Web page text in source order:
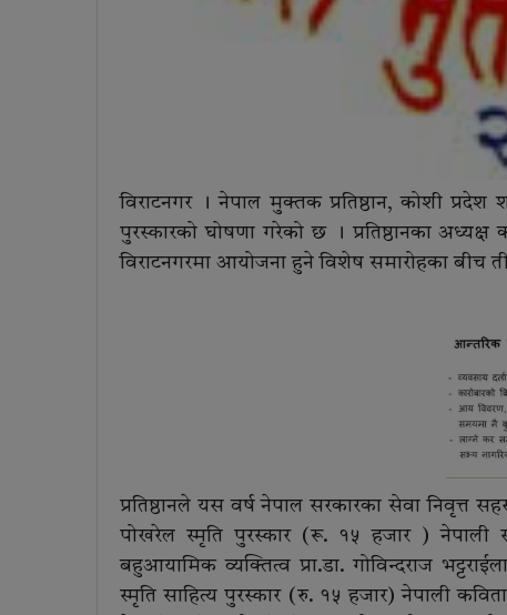
विराटनगर । नेपाल मुक्तक प्रतिष्ठान, कोशी
पुरस्कारको घोषणा गरेको छ । प्रतिष्ठानका
विराटनगरमा आयोजना हुने विशेष समारोहका बीच
प्रतिष्ठानले यस वर्ष नेपाल सरकारका सेवा निवृत्त
पोखरेल स्मृति पुरस्कार (रू. १५ हजार ) नेपाली
बहुआयामिक व्यक्तित्व प्रा.डा. गोविन्दराज
स्मृति साहित्य पुरस्कार (रु. १५ हजार) नेपाली